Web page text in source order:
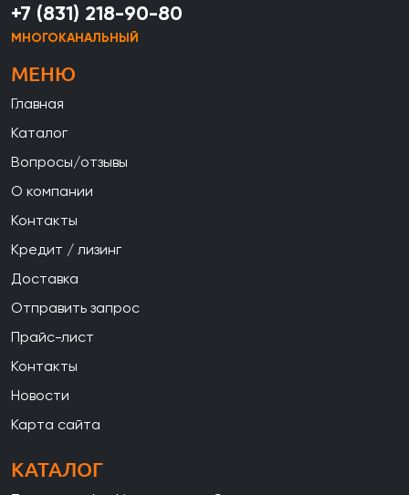
+7 (831) 218-90-80
МНОГОКАНАЛЬНЫЙ
МЕНЮ
Главная
Каталог
Вопросы/отзывы
О компании
Контакты
Кредит / лизинг
Доставка
Отправить запрос
Прайс-лист
Контакты
Новости
Карта сайта
КАТАЛОГ